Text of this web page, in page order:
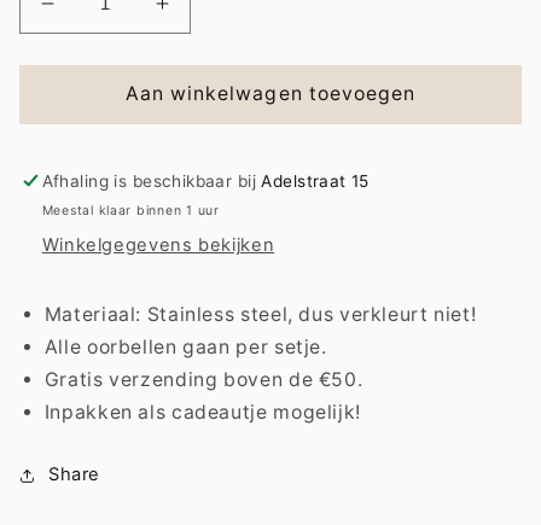
Aantal
verlagen
voor
|
Aantal
verhogen
voor
Earring
|
Aan winkelwagen toevoegen
Afhaling is beschikbaar bijAdelstraat 15
Meestal klaar binnen 1 uur
Winkelgegevens bekijken
Materiaal: Stainless steel, dus verkleurt niet!
Alle oorbellen gaan per setje.
Gratis verzending boven de €50.
Inpakken als cadeautje mogelijk!
Share